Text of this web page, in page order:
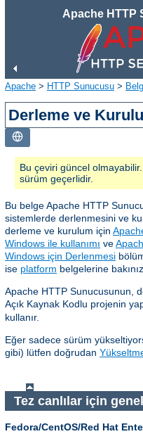
Apache HTTP
Apache > HTTP Sunucusu >
Derleme ve
Bu çeviri güncel
sürüm geçerlidir.
Bu belge Apache HTTP
sistemlerde derlenmesini ve
derleme ve kurulum için
Windows ile kullanımı ve
Windows için Derlenmesi
ise platform belgelerine bakınız.
Apache HTTP Sunucusunun,
Açık Kaynak Kodlu projenin
kullanır.
Eğer sadece sürüm
gibi) lütfen doğrudan
Tez canlılar için
Fedora/CentOS/Red Hat